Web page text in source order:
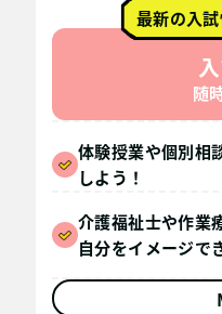
最新の入
随
体験授業や個別相
しよう！
介護福祉士や作業
自分をイメージで